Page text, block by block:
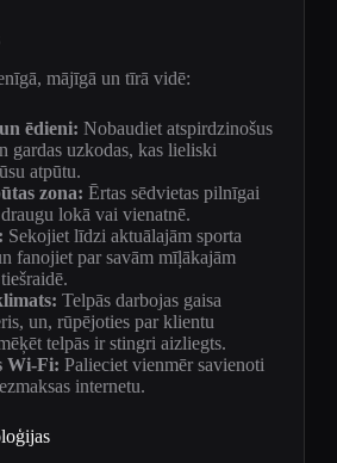
mājīgā un tīrā vidē:
ēdieni: Nobaudiet atspirdzinošus
gardas uzkodas, kas lieliski
atpūtu.
zona: Ērtas sēdvietas pilnīgai
lokā vai vienatnē.
Sekojiet līdzi aktuālajām sporta
fanojiet par savām mīļākajām
Telpās darbojas gaisa
un, rūpējoties par klientu
telpās ir stingri aizliegts.
Wi-Fi: Palieciet vienmēr savienoti
internetu.